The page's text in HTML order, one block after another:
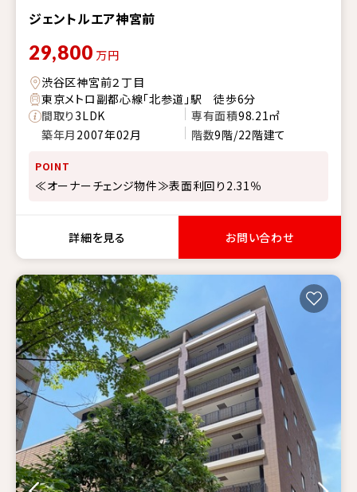
ジェントルエア神宮前
29,800 万円
渋谷区神宮前２丁目
東京メトロ副都心線「北参道」駅 徒歩6分
間取り3LDK 専有面積98.21㎡
築年月 2007年02月 階数9階/22階建て
POINT
≪オーナーチェンジ物件≫表面利回り2.31％
詳細を見る お問い合わせ